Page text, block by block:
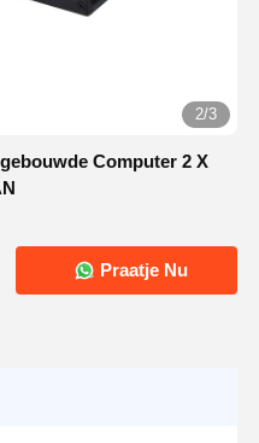
2/3
Computer 2 X
Praatje Nu